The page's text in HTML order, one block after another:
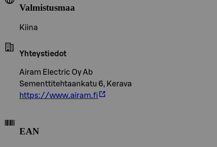
Valmistusmaa
Kiina
Yhteystiedot
Airam Electric Oy Ab
Sementtitehtaankatu 6, Kerava
https://www.airam.fi
EAN